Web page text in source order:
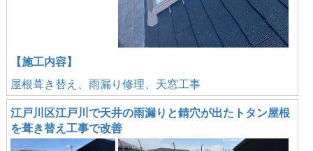
【施工内容】
屋根葺き替え、雨漏り修理、天窓工事
江戸川区江戸川で天井の雨漏りと錆穴が出たトタン屋根
を葺き替え工事で改善